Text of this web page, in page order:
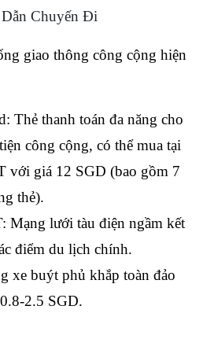
Chuyến Đi
giao thông công cộng hiện
Thẻ thanh toán đa năng cho
công cộng, có thể mua tại
với giá 12 SGD (bao gồm 7
thẻ).
Mạng lưới tàu điện ngầm kết
điểm du lịch chính.
xe buýt phủ khắp toàn đảo
2.5 SGD.